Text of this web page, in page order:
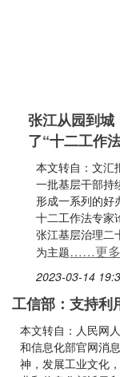
张江从园到城
了“十二工作
本文转自：文汇
一批基层干部持
形成一系列的好
十二工作法专家
张江基层治理二
为主题……更多
2023-03-14
工信部：支持利
本文转自：人民网
和信息化部官网消
神，发展工业文化